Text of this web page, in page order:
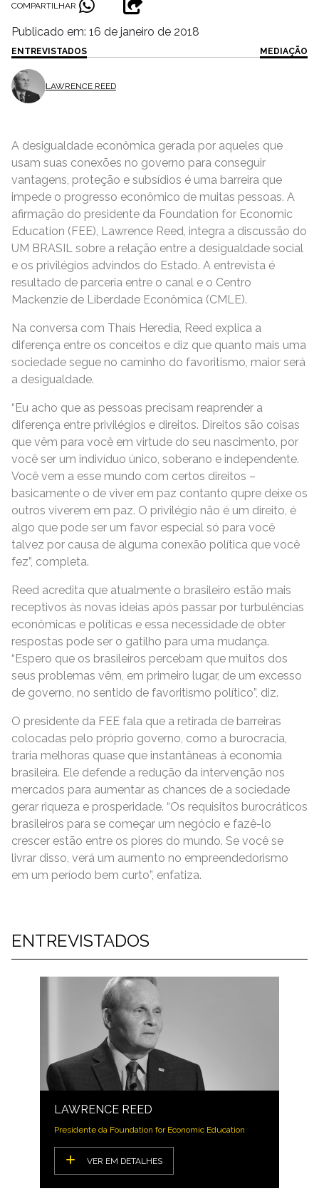
COMPARTILHAR
Publicado em: 16 de janeiro de 2018
ENTREVISTADOS
LAWRENCE REED
MEDIAÇÃO
A desigualdade econômica gerada por aqueles que
usam suas conexões no governo para conseguir
vantagens, proteção e subsídios é uma barreira que
impede o progresso econômico de muitas pessoas. A
afirmação do presidente da Foundation for Economic
Education (FEE), Lawrence Reed, integra a discussão do
UM BRASIL sobre a relação entre a desigualdade social
e os privilégios advindos do Estado. A entrevista é
resultado de parceria entre o canal e o Centro
Mackenzie de Liberdade Econômica (CMLE).
Na conversa com Thaís Heredia, Reed explica a
diferença entre os conceitos e diz que quanto mais uma
sociedade segue no caminho do favoritismo, maior será
a desigualdade.
“Eu acho que as pessoas precisam reaprender a
diferença entre privilégios e direitos. Direitos são coisas
que vêm para você em virtude do seu nascimento, por
você ser um indivíduo único, soberano e independente.
Você vem a esse mundo com certos direitos –
basicamente o de viver em paz contanto qupre deixe os
outros viverem em paz. O privilégio não é um direito, é
algo que pode ser um favor especial só para você
talvez por causa de alguma conexão política que você
fez”, completa.
Reed acredita que atualmente o brasileiro estão mais
receptivos às novas ideias após passar por turbulências
econômicas e políticas e essa necessidade de obter
respostas pode ser o gatilho para uma mudança.
“Espero que os brasileiros percebam que muitos dos
seus problemas vêm, em primeiro lugar, de um excesso
de governo, no sentido de favoritismo político”, diz.
O presidente da FEE fala que a retirada de barreiras
colocadas pelo próprio governo, como a burocracia,
traria melhoras quase que instantâneas à economia
brasileira. Ele defende a redução da intervenção nos
mercados para aumentar as chances de a sociedade
gerar riqueza e prosperidade. “Os requisitos burocráticos
brasileiros para se começar um negócio e fazê-lo
crescer estão entre os piores do mundo. Se você se
livrar disso, verá um aumento no empreendedorismo
em um período bem curto”, enfatiza.
ENTREVISTADOS
LAWRENCE REED
Presidente da Foundation for Economic Education
VER EM DETALHES